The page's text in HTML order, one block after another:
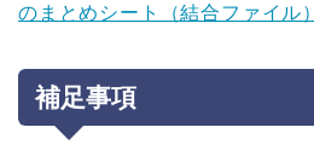
のまとめシート（結合ファイル）
補足事項